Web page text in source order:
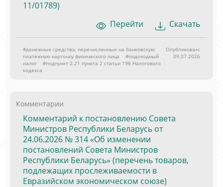
11/01789)
Перейти
Скачать
#денежные средства, перечисленные на банковскую
платежную карточку физического лица
#подоходный
налог
#подпункт 2.21 пункта 2 статьи 196 Налогового
Опубликован:
09.07.2026
Комментарии
Комментарий к постановлению Совета
Министров Республики Беларусь от
24.06.2026 № 314 «Об изменении
постановлений Совета Министров
Республики Беларусь» (перечень товаров,
подлежащих прослеживаемости в
Евразийском экономическом союзе)